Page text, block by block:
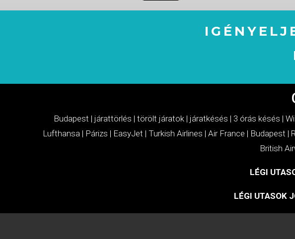
Budapest | járattörlés | törölt járatok | járatkésés | 3 órás késés |
Lufthansa | Párizs | EasyJet | Turkish Airlines | Air France | Budapest |
British
LÉGI
LÉGI UTASOK